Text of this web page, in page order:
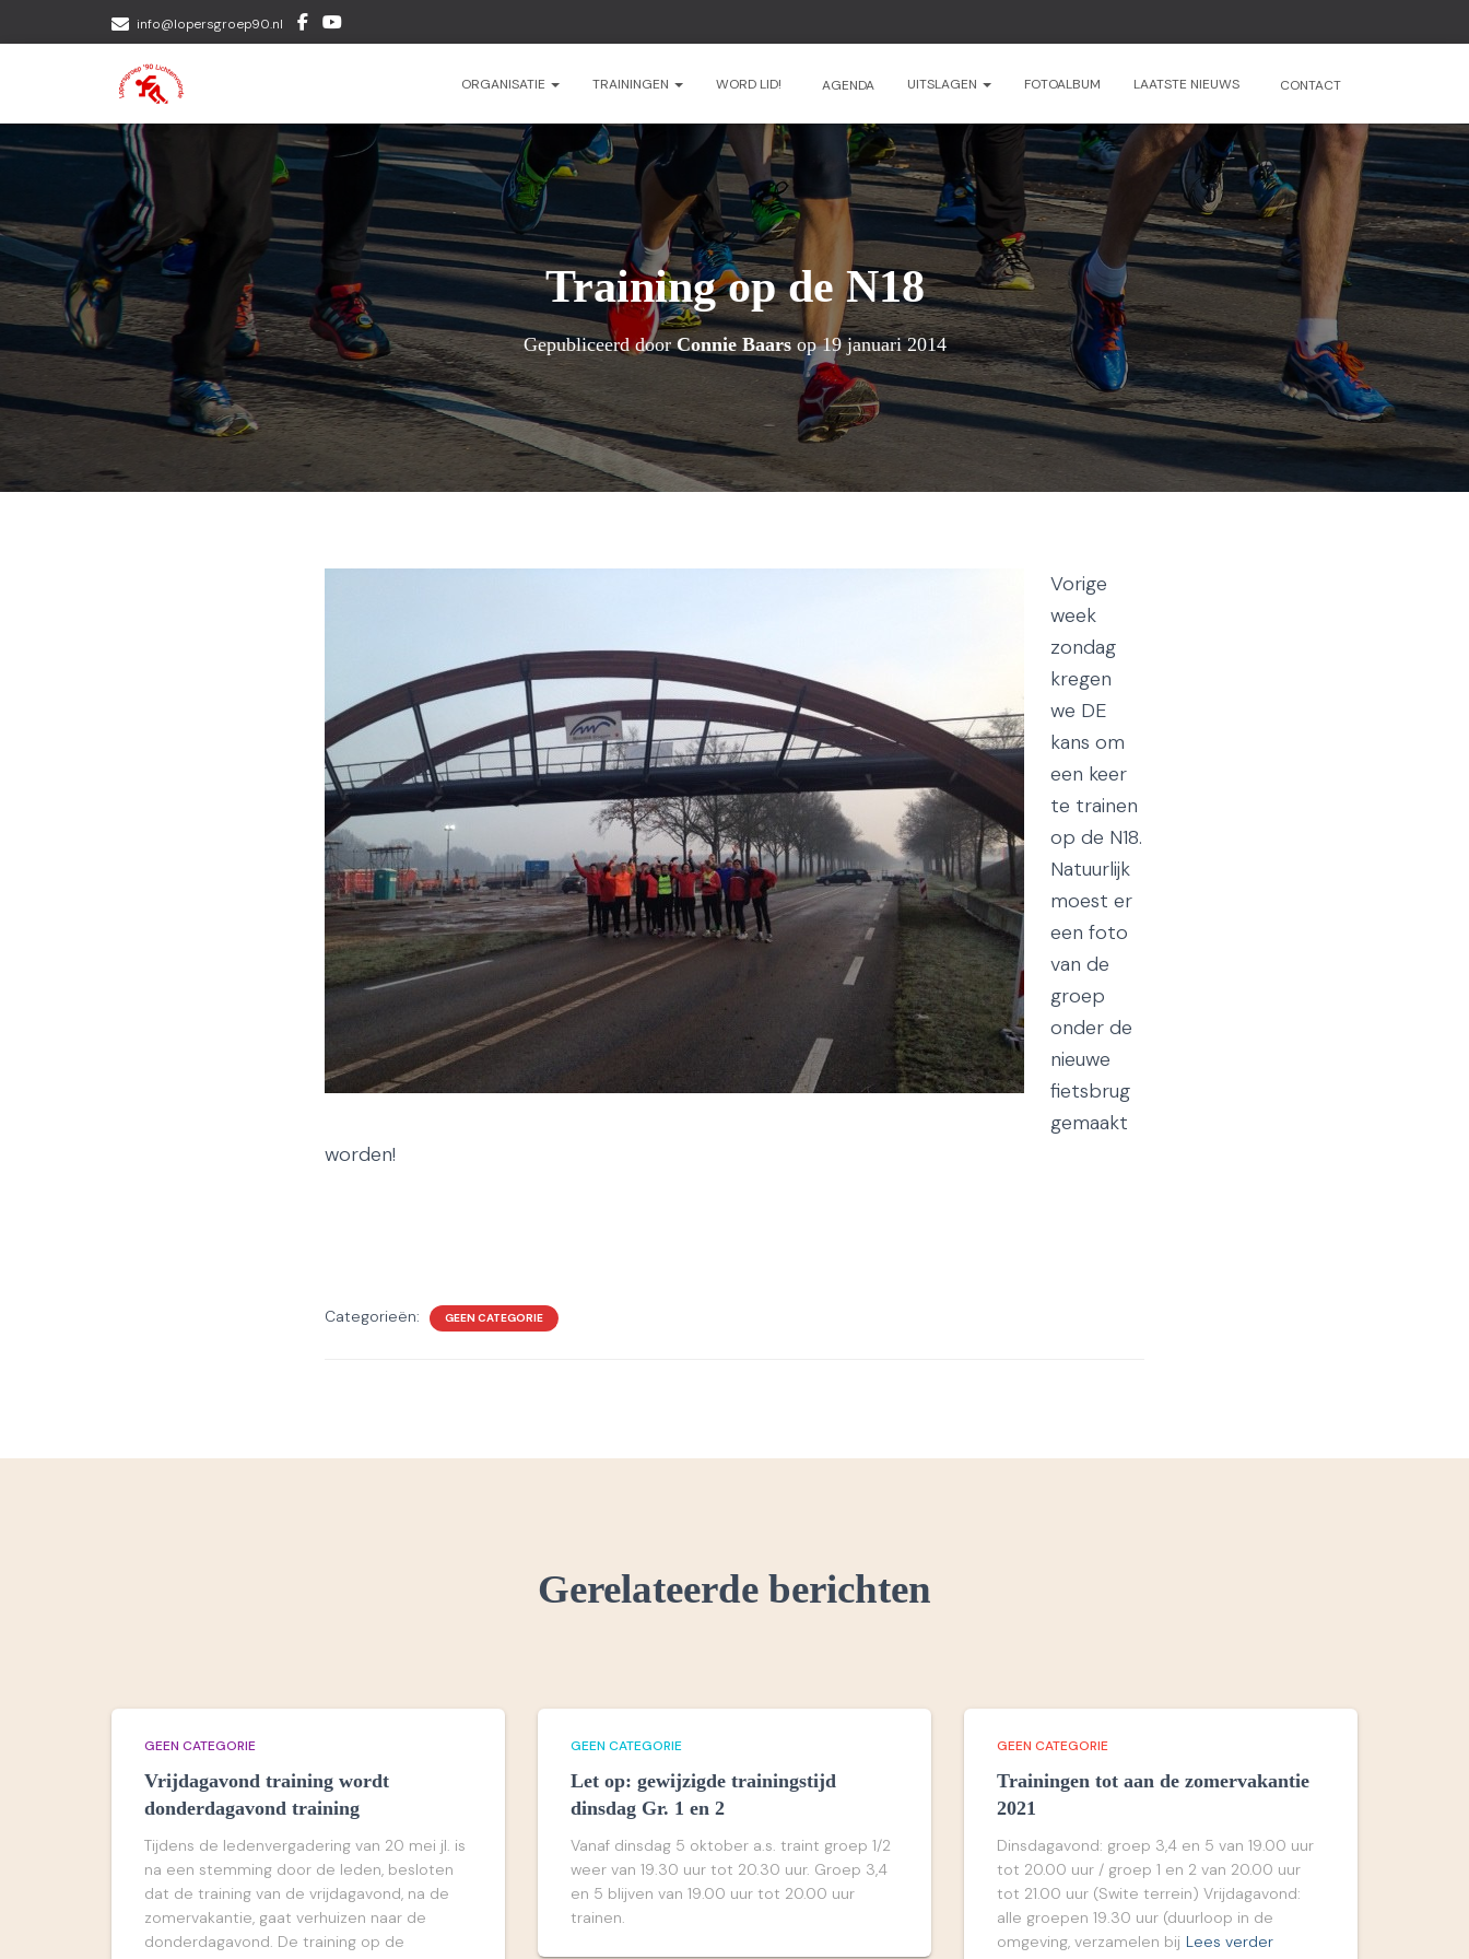
info@lopersgroep90.nl
ORGANISATIE TRAININGEN WORD LID! AGENDA UITSLAGEN FOTOALBUM LAATSTE NIEUWS CONTACT
Training op de N18
Gepubliceerd doorConnie Baarsop19 januari 2014
Vorige
week
zondag
kregen
we DE
kans om
een keer
te trainen
op de N18.
Natuurlijk
moest er
een foto
van de
groep
onder de
nieuwe
fietsbrug
gemaakt
worden!
Categorieën: GEEN CATEGORIE
Gerelateerde berichten
GEEN CATEGORIE
Vrijdagavond training wordt
donderdagavond training
Tijdens de ledenvergadering van 20 mei jl. is
na een stemming door de leden, besloten
dat de training van de vrijdagavond, na de
zomervakantie, gaat verhuizen naar de
donderdagavond. De training op de
GEEN CATEGORIE
Let op: gewijzigde trainingstijd
dinsdag Gr. 1 en 2
Vanaf dinsdag 5 oktober a.s. traint groep 1/2
weer van 19.30 uur tot 20.30 uur. Groep 3,4
en 5 blijven van 19.00 uur tot 20.00 uur
trainen.
GEEN CATEGORIE
Trainingen tot aan de zomervakantie
2021
Dinsdagavond: groep 3,4 en 5 van 19.00 uur
tot 20.00 uur / groep 1 en 2 van 20.00 uur
tot 21.00 uur (Swite terrein) Vrijdagavond:
alle groepen 19.30 uur (duurloop in de
omgeving, verzamelen bij Lees verder